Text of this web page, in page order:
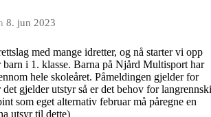
8. jun 2023
med mange idretter, og nå starter vi opp
i 1. klasse. Barna på Njård Multisport har
hele skoleåret. Påmeldingen gjelder for
det gjelder utstyr så er det behov for
som eget alternativ februar må påregne en
utsyr til dette)